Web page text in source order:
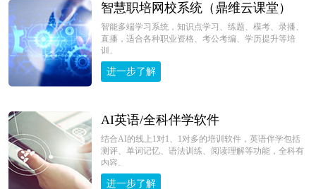
智慧职培网校系统（鼎维云课堂）
智能多端学习系统，知识点学习、练题、模考、录播、
直播，适合各种职业资格、考公考编、学历提升等培
训。
进一步了解
AI英语/全科伴学软件
结合AI的线上1对1、1对多的培训软件，英语伴学包括
测评、单词记忆、语法训练、阅读理解等功能，全科有
内容。
进一步了解